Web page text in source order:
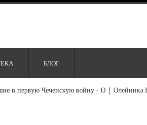
БЛОГ
в первую Чеченскую войну - О | Олейника